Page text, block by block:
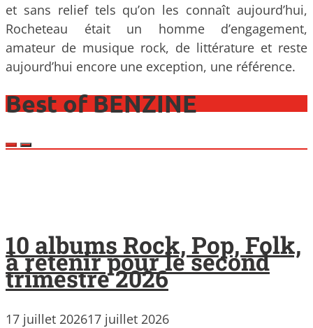
et sans relief tels qu’on les connaît aujourd’hui,
Rocheteau était un homme d’engagement,
amateur de musique rock, de littérature et reste
aujourd’hui encore une exception, une référence.
Best of BENZINE
10 albums Rock, Pop, Folk,
à retenir pour le second
trimestre 2026
17 juillet 202617 juillet 2026